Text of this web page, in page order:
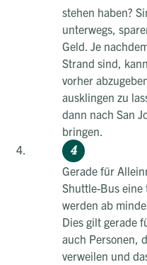
stehen haben?
unterwegs,
Geld. Je
Strand sind,
vorher
ausklingen zu
dann nach San
bringen.
Gerade für
Shuttle-Bus eine
werden ab
Dies gilt gerade
auch Personen,
verweilen und